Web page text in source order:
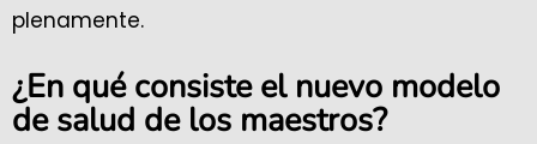
plenamente.
¿En qué consiste el nuevo modelo
de salud de los maestros?